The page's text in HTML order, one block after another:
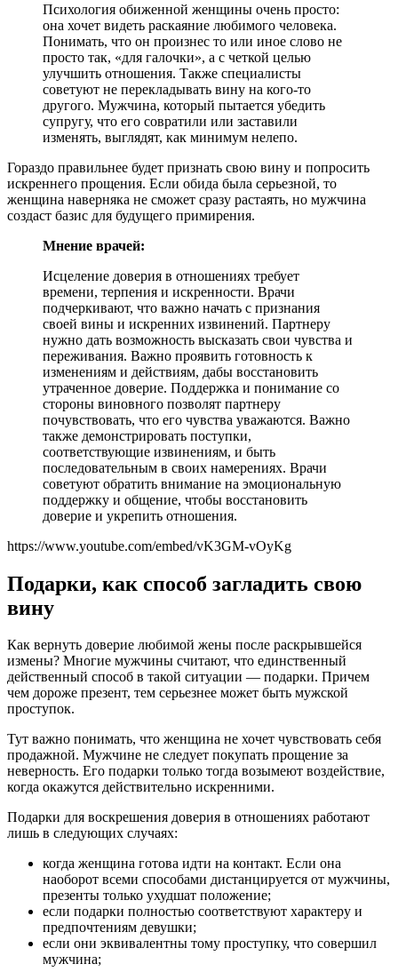
Психология обиженной женщины очень просто:
она хочет видеть раскаяние любимого человека.
Понимать, что он произнес то или иное слово не
просто так, «для галочки», а с четкой целью
улучшить отношения. Также специалисты
советуют не перекладывать вину на кого-то
другого. Мужчина, который пытается убедить
супругу, что его совратили или заставили
изменять, выглядят, как минимум нелепо.
Гораздо правильнее будет признать свою вину и попросить
искреннего прощения. Если обида была серьезной, то
женщина наверняка не сможет сразу растаять, но мужчина
создаст базис для будущего примирения.
Мнение врачей:
Исцеление доверия в отношениях требует
времени, терпения и искренности. Врачи
подчеркивают, что важно начать с признания
своей вины и искренних извинений. Партнеру
нужно дать возможность высказать свои чувства и
переживания. Важно проявить готовность к
изменениям и действиям, дабы восстановить
утраченное доверие. Поддержка и понимание со
стороны виновного позволят партнеру
почувствовать, что его чувства уважаются. Важно
также демонстрировать поступки,
соответствующие извинениям, и быть
последовательным в своих намерениях. Врачи
советуют обратить внимание на эмоциональную
поддержку и общение, чтобы восстановить
доверие и укрепить отношения.
https://www.youtube.com/embed/vK3GM-vOyKg
Подарки, как способ загладить свою
вину
Как вернуть доверие любимой жены после раскрывшейся
измены? Многие мужчины считают, что единственный
действенный способ в такой ситуации — подарки. Причем
чем дороже презент, тем серьезнее может быть мужской
проступок.
Тут важно понимать, что женщина не хочет чувствовать себя
продажной. Мужчине не следует покупать прощение за
неверность. Его подарки только тогда возымеют воздействие,
когда окажутся действительно искренними.
Подарки для воскрешения доверия в отношениях работают
лишь в следующих случаях:
когда женщина готова идти на контакт. Если она
наоборот всеми способами дистанцируется от мужчины,
презенты только ухудшат положение;
если подарки полностью соответствуют характеру и
предпочтениям девушки;
если они эквивалентны тому проступку, что совершил
мужчина;